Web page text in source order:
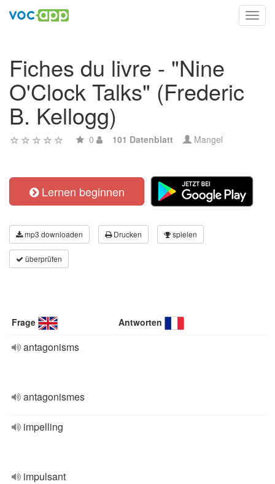
Fiches du livre - "Nine
O'Clock Talks" (Frederic
B. Kellogg)
0 101 Datenblatt Mangel
Lernen beginnen
mp3 downloaden Drucken spielen
überprüfen
Frage Antworten
antagonisms
antagonismes
impelling
impulsant